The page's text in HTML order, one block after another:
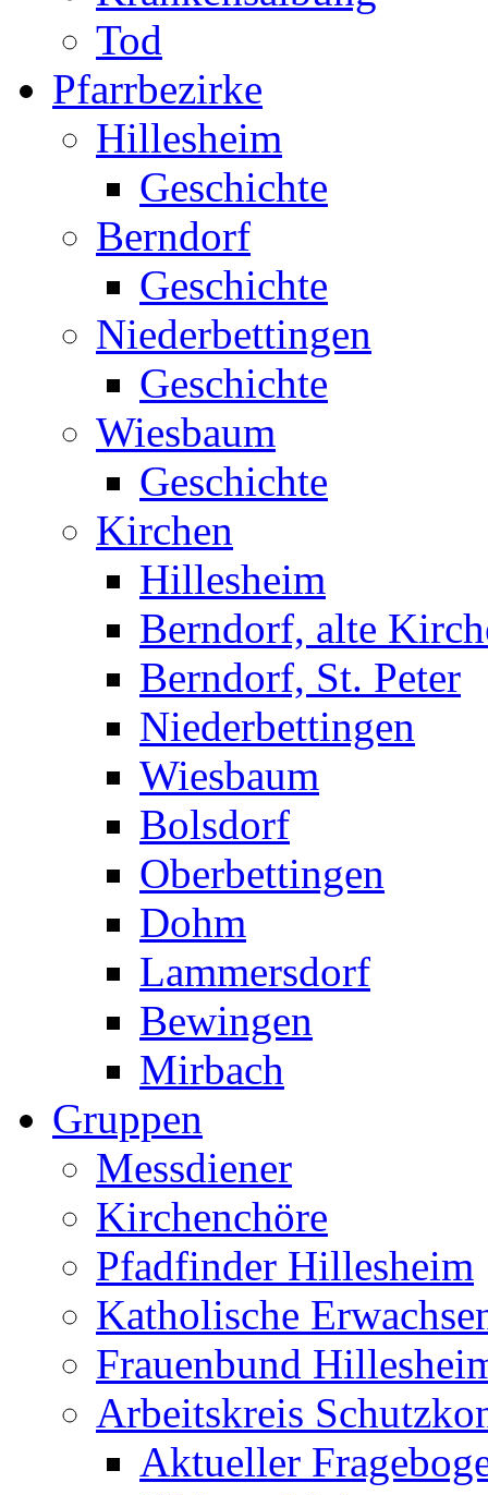
Tod
Pfarrbezirke
Hillesheim
Geschichte
Berndorf
Geschichte
Niederbettingen
Geschichte
Wiesbaum
Geschichte
Kirchen
Hillesheim
Berndorf, alte
Berndorf, St. Peter
Niederbettingen
Wiesbaum
Bolsdorf
Oberbettingen
Dohm
Lammersdorf
Bewingen
Mirbach
Gruppen
Messdiener
Kirchenchöre
Pfadfinder Hillesheim
Katholische
Frauenbund
Arbeitskreis
Aktueller